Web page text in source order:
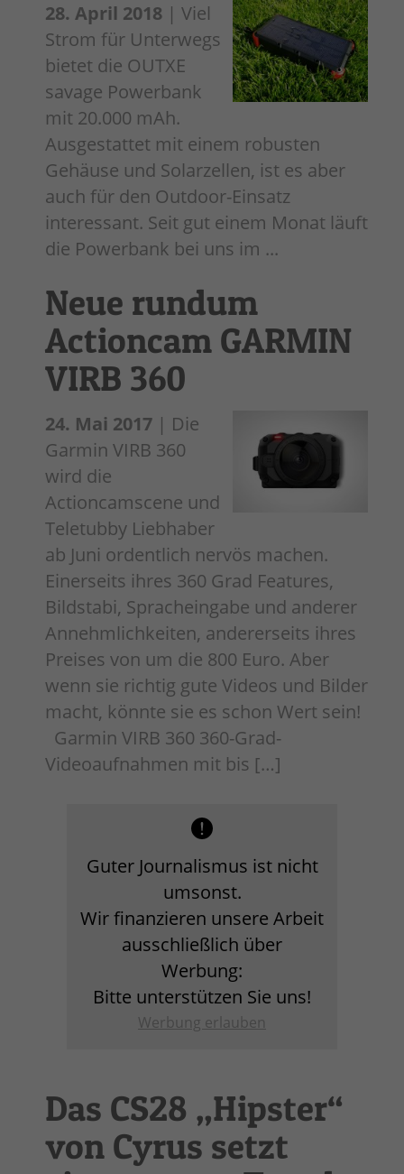
28. April 2018 | Viel
Strom für Unterwegs
bietet die OUTXE
savage Powerbank
mit 20.000 mAh.
Ausgestattet mit einem robusten
Gehäuse und Solarzellen, ist es aber
auch für den Outdoor-Einsatz
interessant. Seit gut einem Monat läuft
die Powerbank bei uns im ...
Neue rundum
Actioncam GARMIN
VIRB 360
24. Mai 2017 | Die
Garmin VIRB 360
wird die
Actioncamscene und
Teletubby Liebhaber
ab Juni ordentlich nervös machen.
Einerseits ihres 360 Grad Features,
Bildstabi, Spracheingabe und anderer
Annehmlichkeiten, andererseits ihres
Preises von um die 800 Euro. Aber
wenn sie richtig gute Videos und Bilder
macht, könnte sie es schon Wert sein!
Garmin VIRB 360 360-Grad-
Videoaufnahmen mit bis […]
Guter Journalismus ist nicht
umsonst.
Wir finanzieren unsere Arbeit
ausschließlich über
Werbung:
Bitte unterstützen Sie uns!
Werbung erlauben
Das CS28 „Hipster“
von Cyrus setzt